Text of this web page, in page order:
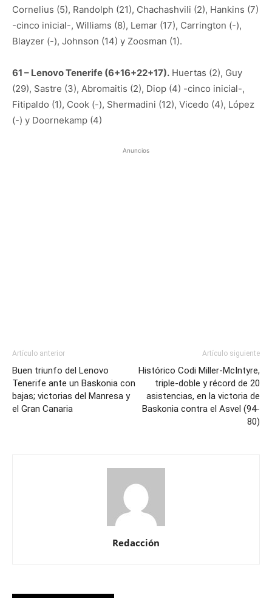
Cornelius (5), Randolph (21), Chachashvili (2), Hankins (7)
-cinco inicial-, Williams (8), Lemar (17), Carrington (-),
Blayzer (-), Johnson (14) y Zoosman (1).
61 – Lenovo Tenerife (6+16+22+17). Huertas (2), Guy
(29), Sastre (3), Abromaitis (2), Diop (4) -cinco inicial-,
Fitipaldo (1), Cook (-), Shermadini (12), Vicedo (4), López
(-) y Doornekamp (4)
Anuncios
Artículo anterior
Buen triunfo del Lenovo
Tenerife ante un Baskonia con
bajas; victorias del Manresa y
el Gran Canaria
Artículo siguiente
Histórico Codi Miller-McIntyre,
triple-doble y récord de 20
asistencias, en la victoria de
Baskonia contra el Asvel (94-
80)
Redacción